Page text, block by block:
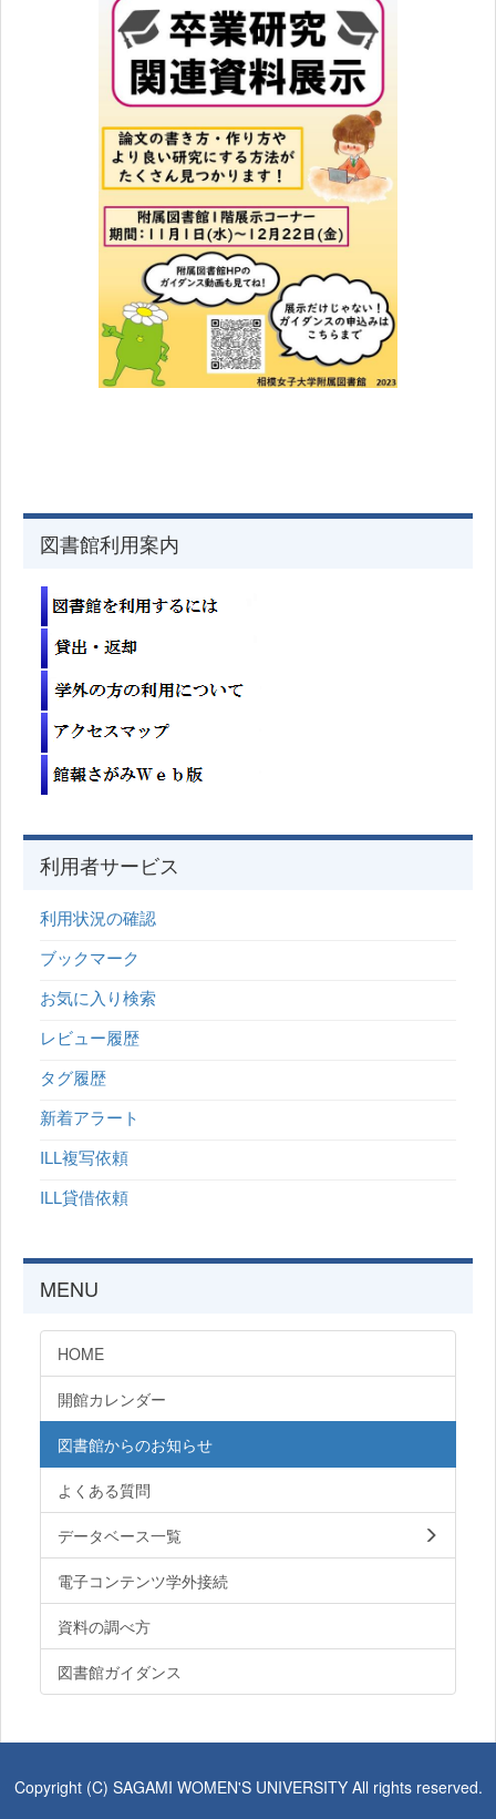
図書館利用案内
利用者サービス
利用状況の確認
ブックマーク
お気に入り検索
レビュー履歴
タグ履歴
新着アラート
ILL複写依頼
ILL貸借依頼
MENU
HOME
開館カレンダー
図書館からのお知らせ
よくある質問
データベース一覧
電子コンテンツ学外接続
資料の調べ方
図書館ガイダンス
Copyright (C) SAGAMI WOMEN'S UNIVERSITY All rights reserved.